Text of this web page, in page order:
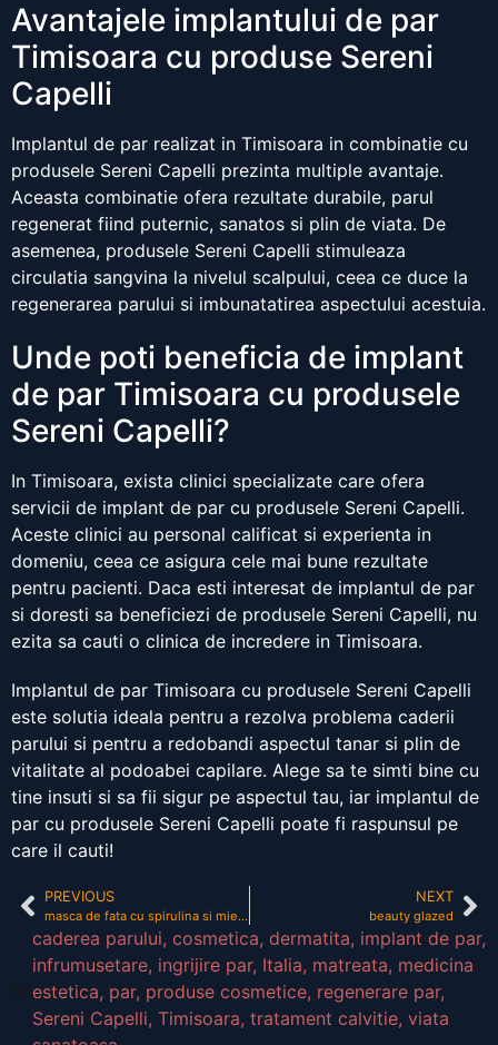
Avantajele implantului de par
Timisoara cu produse Sereni
Capelli
Implantul de par realizat in Timisoara in combinatie cu
produsele Sereni Capelli prezinta multiple avantaje.
Aceasta combinatie ofera rezultate durabile, parul
regenerat fiind puternic, sanatos si plin de viata. De
asemenea, produsele Sereni Capelli stimuleaza
circulatia sangvina la nivelul scalpului, ceea ce duce la
regenerarea parului si imbunatatirea aspectului acestuia.
Unde poti beneficia de implant
de par Timisoara cu produsele
Sereni Capelli?
In Timisoara, exista clinici specializate care ofera
servicii de implant de par cu produsele Sereni Capelli.
Aceste clinici au personal calificat si experienta in
domeniu, ceea ce asigura cele mai bune rezultate
pentru pacienti. Daca esti interesat de implantul de par
si doresti sa beneficiezi de produsele Sereni Capelli, nu
ezita sa cauti o clinica de incredere in Timisoara.
Implantul de par Timisoara cu produsele Sereni Capelli
este solutia ideala pentru a rezolva problema caderii
parului si pentru a redobandi aspectul tanar si plin de
vitalitate al podoabei capilare. Alege sa te simti bine cu
tine insuti si sa fii sigur pe aspectul tau, iar implantul de
par cu produsele Sereni Capelli poate fi raspunsul pe
care il cauti!
PREVIOUS
masca de fata cu spirulina si miere
NEXT
beauty glazed
caderea parului, cosmetica, dermatita, implant de par,
infrumusetare, ingrijire par, Italia, matreata, medicina
estetica, par, produse cosmetice, regenerare par,
Sereni Capelli, Timisoara, tratament calvitie, viata